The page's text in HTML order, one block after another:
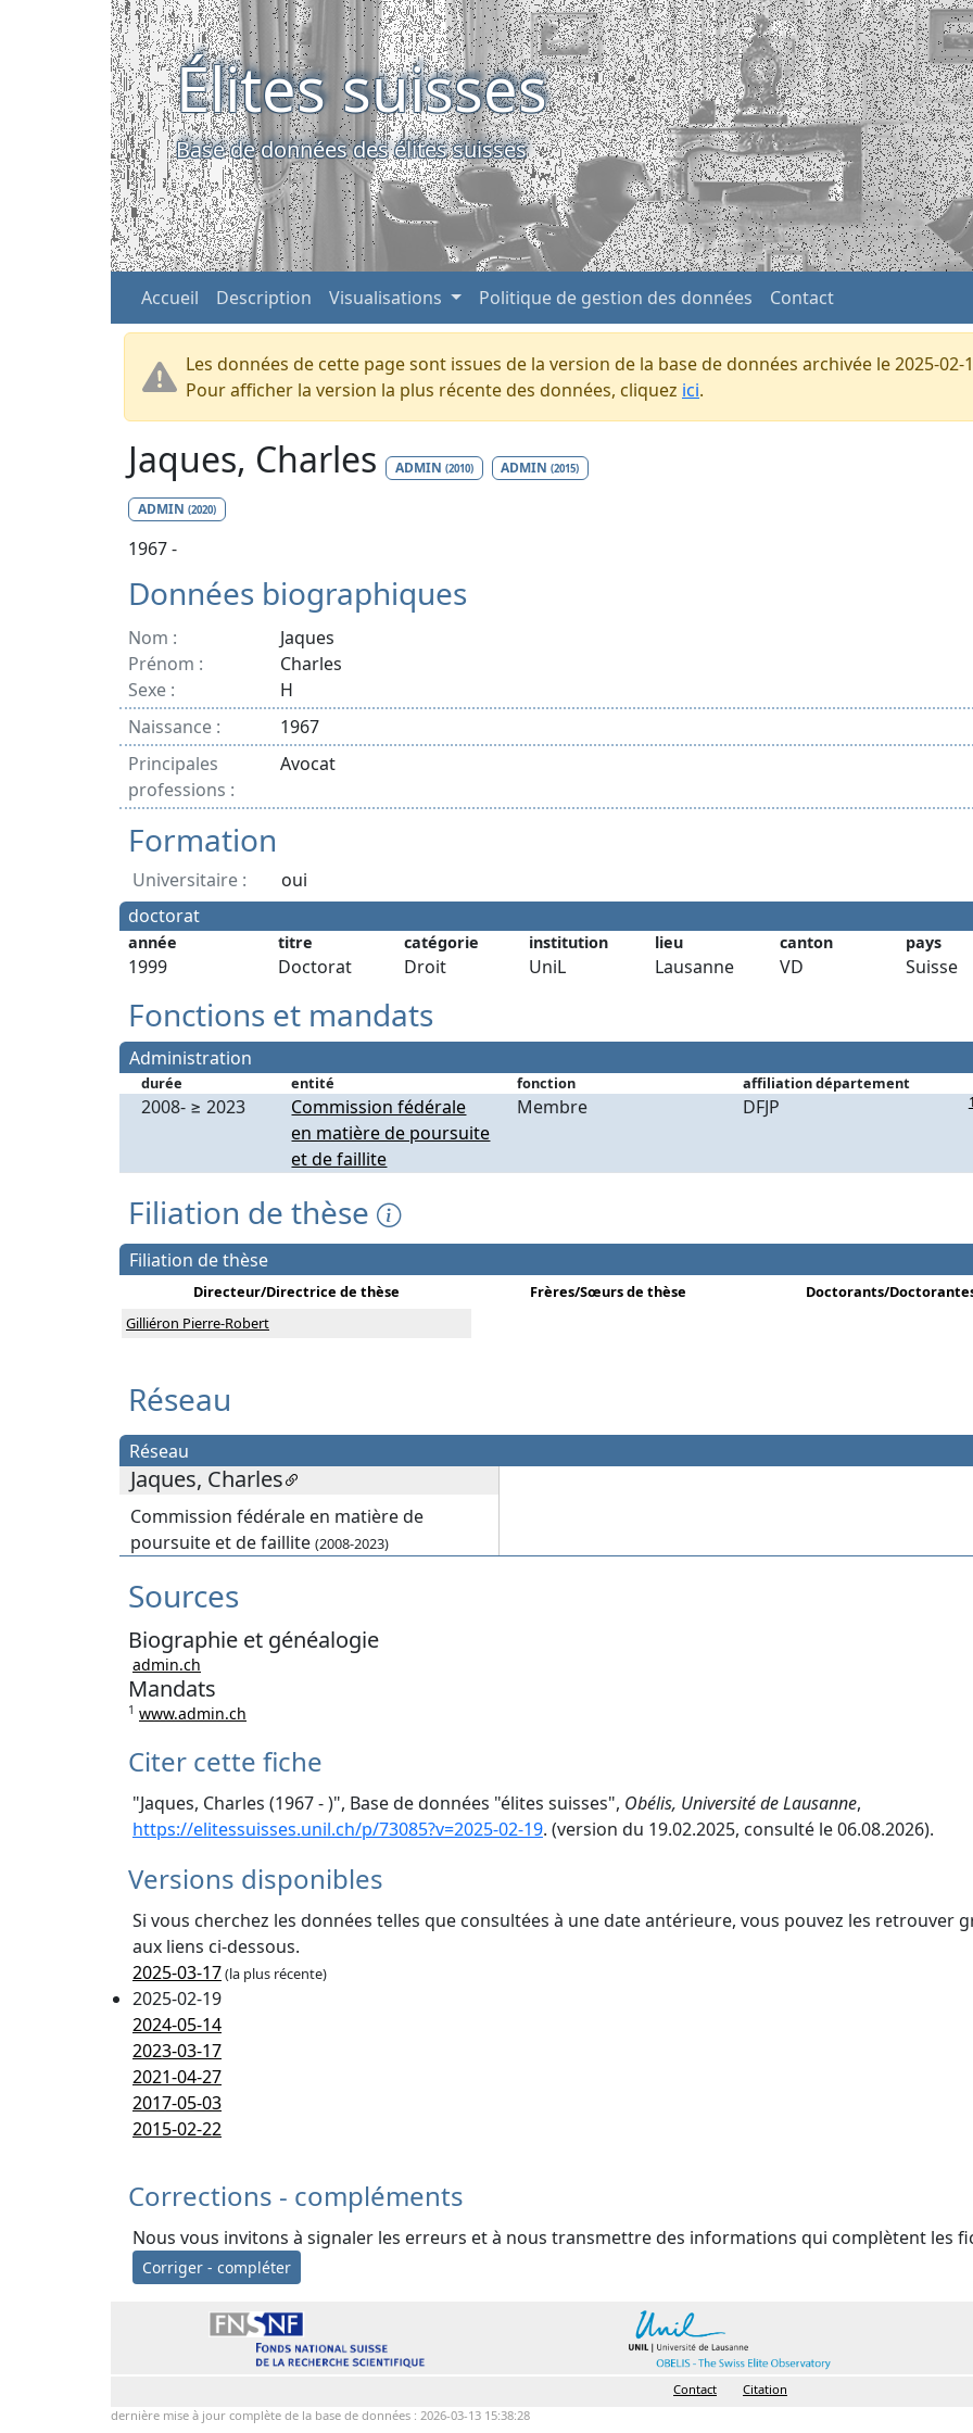
Élites suisses
Base de données des élites suisses
Accueil Description Visualisations Politique de gestion des données Contact
Les données de cette page sont issues de la version de la base de données archivée le 2025-02-
Pour afficher la version la plus récente des données, cliquez ici.
Jaques, Charles ADMIN (2010) ADMIN(2015)
ADMIN (2020)
1967 -
Données biographiques
Nom :
Jaques
Prénom :
Charles
Sexe :
H
Naissance :
1967
Principales
professions :
Avocat
Formation
Universitaire :
oui
doctorat
année titre catégorie institution lieu canton pays
1999 Doctorat Droit UniL Lausanne VD Suisse
Fonctions et mandats
Administration
durée entité fonction affiliation département
2008- ≥ 2023
Commission fédérale
en matière de poursuite
et de faillite
Membre DFJP
Filiation de thèse
Filiation de thèse
Directeur/Directrice de thèse Frères/Sœurs de thèse
Doctorants/
Gilliéron Pierre-Robert
Réseau
Réseau
Jaques, Charles
Commission fédérale en matière de
poursuite et de faillite (2008-2023)
Sources
Biographie et généalogie
admin.ch
Mandats
1 www.admin.ch
Citer cette fiche
"Jaques, Charles (1967 - )", Base de données "élites suisses", Obélis, Université de Lausanne,
https://elitessuisses.unil.ch/p/73085?v=2025-02-19. (version du 19.02.2025, consulté le 06.08.2026).
Versions disponibles
Si vous cherchez les données telles que consultées à une date antérieure, vous pouvez les retrouver
aux liens ci-dessous.
2025-03-17(la plus récente)
2025-02-19
2024-05-14
2023-03-17
2021-04-27
2017-05-03
2015-02-22
Corrections - compléments
Nous vous invitons à signaler les erreurs et à nous transmettre des informations qui complètent les
Corriger - compléter
Contact
Citation
dernière mise à jour complète de la base de données : 2026-03-13 15:38:28